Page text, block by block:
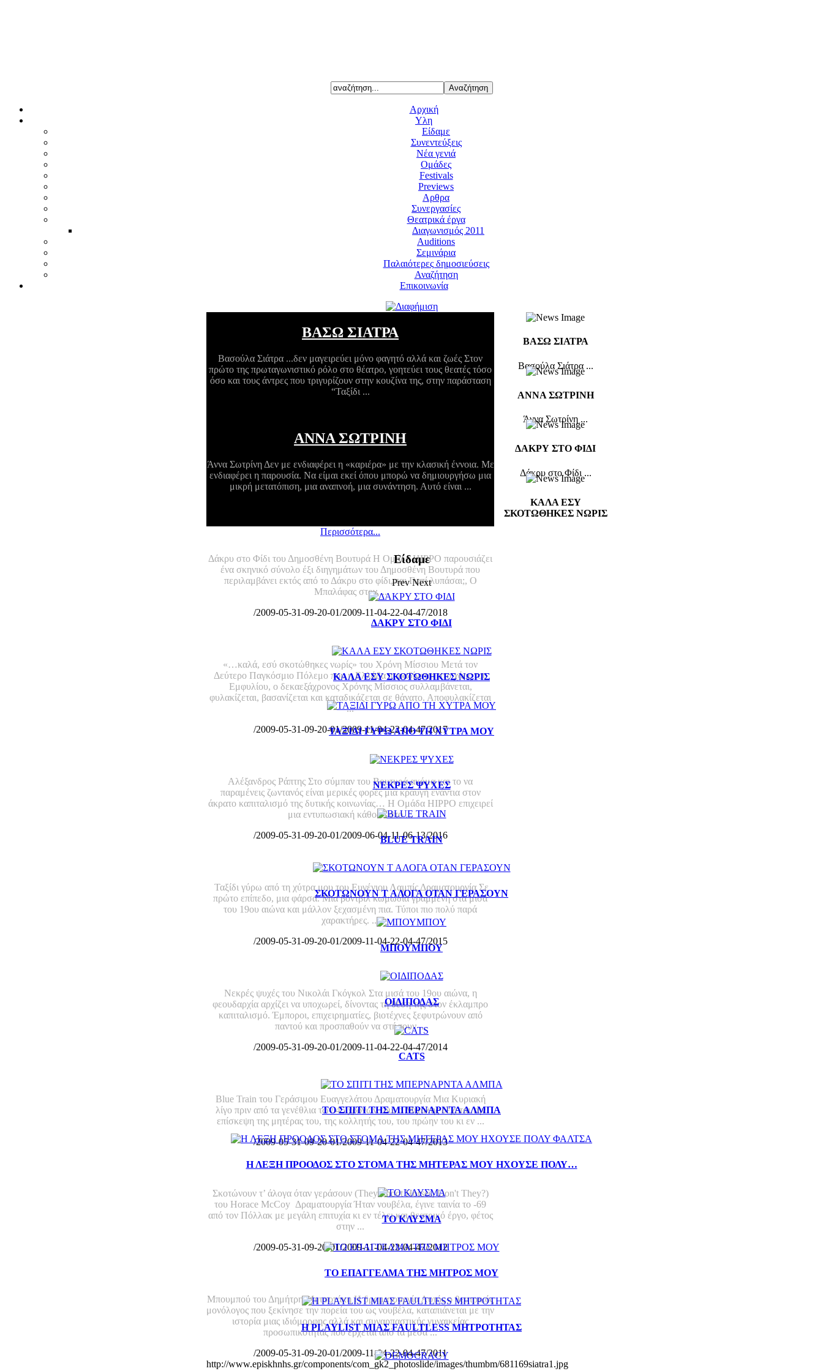
Αρχική
Υλη
Είδαμε
Συνεντεύξεις
Νέα γενιά
Ομάδες
Festivals
Previews
Αρθρα
Συνεργασίες
Θεατρικά έργα
Διαγωνισμός 2011
Auditions
Σεμινάρια
Παλαιότερες δημοσιεύσεις
Αναζήτηση
Επικοινωνία
ΒΑΣΩ ΣΙΑΤΡΑ
Βασούλα Σιάτρα ...δεν μαγειρεύει μόνο φαγητό αλλά και ζωές Στον
πρώτο της πρωταγωνιστικό ρόλο στο θέατρο, γοητεύει τους θεατές τόσο
όσο και τους άντρες που τριγυρίζουν στην κουζίνα της, στην παράσταση
“Ταξίδι ...
ΑΝΝΑ ΣΩΤΡΙΝΗ
Άννα Σωτρίνη Δεν με ενδιαφέρει η «καριέρα» με την κλασική έννοια. Με
ενδιαφέρει η παρουσία. Να είμαι εκεί όπου μπορώ να δημιουργήσω μια
μικρή μετατόπιση, μια αναπνοή, μια συνάντηση. Αυτό είναι ...
ΔΑΚΡΥ ΣΤΟ ΦΙΔΙ
Δάκρυ στο Φίδι του Δημοσθένη Βουτυρά Η Ομάδα ΗΙΡΡΟ παρουσιάζει
ένα σκηνικό σύνολο έξι διηγημάτων του Δημοσθένη Βουτυρά που
περιλαμβάνει εκτός από το Δάκρυ στο φίδι, τα: Γιατί λυπάσαι;, Ο
Μπαλάφας στον ...
/2009-05-31-09-20-01/2009-11-04-22-04-47/2018
«…καλά, εσύ σκοτώθηκες νωρίς» του Χρόνη Μίσσιου Μετά τον
Δεύτερο Παγκόσμιο Πόλεμο που η Ελλάδα παραδίνεται στο χάος του
Εμφυλίου, ο δεκαεξάχρονος Χρόνης Μίσσιος συλλαμβάνεται,
φυλακίζεται, βασανίζεται και καταδικάζεται σε θάνατο. Αποφυλακίζεται
...
/2009-05-31-09-20-01/2009-11-04-22-04-47/2017
ΑΛΕΞΑΝΔΡΟΣ ΡΑΠΤΗΣ
Αλέξανδρος Ράπτης Στο σύμπαν του Βουτυρά ακόμα και το να
παραμένεις ζωντανός είναι μερικές φορές μια κραυγή ενάντια στον
άκρατο καπιταλισμό της δυτικής κοινωνίας… Η Ομάδα ΗΙΡΡΟ επιχειρεί
μια εντυπωσιακή κάθοδο στο ...
/2009-05-31-09-20-01/2009-06-04-11-06-13/2016
ΤΑΞΙΔΙ ΓΥΡΩ ΑΠΟ ΤΗ ΧΥΤΡΑ ΜΟΥ
Ταξίδι γύρω από τη χύτρα μου του Ευγένιου Λαμπίς Δραματουργία Σε
πρώτο επίπεδο, μια φάρσα. Μια βοντβίλ κωμωδία γραμμένη στα μισά
του 19ου αιώνα και μάλλον ξεχασμένη πια. Τύποι πιο πολύ παρά
χαρακτήρες. ...
/2009-05-31-09-20-01/2009-11-04-22-04-47/2015
ΝΕΚΡΕΣ ΨΥΧΕΣ
Νεκρές ψυχές του Νικολάι Γκόγκολ Στα μισά του 19ου αιώνα, η
φεουδαρχία αρχίζει να υποχωρεί, δίνοντας τη θέση της στον έκλαμπρο
καπιταλισμό. Έμποροι, επιχειρηματίες, βιοτέχνες ξεφυτρώνουν από
παντού και προσπαθούν να στήσουν ...
/2009-05-31-09-20-01/2009-11-04-22-04-47/2014
Blue Train του Γεράσιμου Ευαγγελάτου Δραματουργία Μια Κυριακή
λίγο πριν από τα γενέθλια των 45 χρόνων του, ο Μιχάλης δέχεται την
επίσκεψη της μητέρας του, της κολλητής του, του πρώην του κι εν ...
/2009-05-31-09-20-01/2009-11-04-22-04-47/2013
ΣΚΟΤΩΝΟΥΝ Τ ΑΛΟΓΑ ΟΤΑΝ ΓΕΡΑΣΟΥΝ
Σκοτώνουν τ’ άλογα όταν γεράσουν (They Shoot Horses, Don't They?)
του Horace McCoy Δραματουργία Ήταν νουβέλα, έγινε ταινία το -69
από τον Πόλλακ με μεγάλη επιτυχία κι εν τέλει και θεατρικό έργο, φέτος
στην ...
/2009-05-31-09-20-01/2009-11-04-22-04-47/2012
ΜΠΟΥΜΠΟΥ
Μπουμπού του Δημήτρη Μητσοτάκη Η δραματουργία Αυτός ο θεατρικός
μονόλογος που ξεκίνησε την πορεία του ως νουβέλα, καταπιάνεται με την
ιστορία μιας ιδιόμορφης αλλά και συναρπαστικής γυναικείας
προσωπικότητας που έρχεται από τα μέσα ...
/2009-05-31-09-20-01/2009-11-04-22-04-47/2011
http://www.episkhnhs.gr/components/com_gk2_photoslide/images/thumbm/681169siatra1.jpg
Περισσότερα...
ΒΑΣΩ ΣΙΑΤΡΑ
Βασούλα Σιάτρα ...
ΑΝΝΑ ΣΩΤΡΙΝΗ
Άννα Σωτρίνη ...
ΔΑΚΡΥ ΣΤΟ ΦΙΔΙ
Δάκρυ στο Φίδι ...
ΚΑΛΑ ΕΣΥ
ΣΚΟΤΩΘΗΚΕΣ ΝΩΡΙΣ
Είδαμε
Prev Next
ΔΑΚΡΥ ΣΤΟ ΦΙΔΙ
ΚΑΛΑ ΕΣΥ ΣΚΟΤΩΘΗΚΕΣ ΝΩΡΙΣ
ΤΑΞΙΔΙ ΓΥΡΩ ΑΠΟ ΤΗ ΧΥΤΡΑ ΜΟΥ
ΝΕΚΡΕΣ ΨΥΧΕΣ
BLUE TRAIN
ΣΚΟΤΩΝΟΥΝ Τ ΑΛΟΓΑ ΟΤΑΝ ΓΕΡΑΣΟΥΝ
ΜΠΟΥΜΠΟΥ
ΟΙΔΙΠΟΔΑΣ
CATS
ΤΟ ΣΠΙΤΙ ΤΗΣ ΜΠΕΡΝΑΡΝΤΑ ΑΛΜΠΑ
Η ΛΕΞΗ ΠΡΟΟΔΟΣ ΣΤΟ ΣΤΟΜΑ ΤΗΣ ΜΗΤΕΡΑΣ ΜΟΥ ΗΧΟΥΣΕ ΠΟΛΥ…
ΤΟ ΚΛΥΣΜΑ
ΤΟ ΕΠΑΓΓΕΛΜΑ ΤΗΣ ΜΗΤΡΟΣ ΜΟΥ
Η PLAYLIST ΜΙΑΣ FAULTLESS ΜΗΤΡΟΤΗΤΑΣ